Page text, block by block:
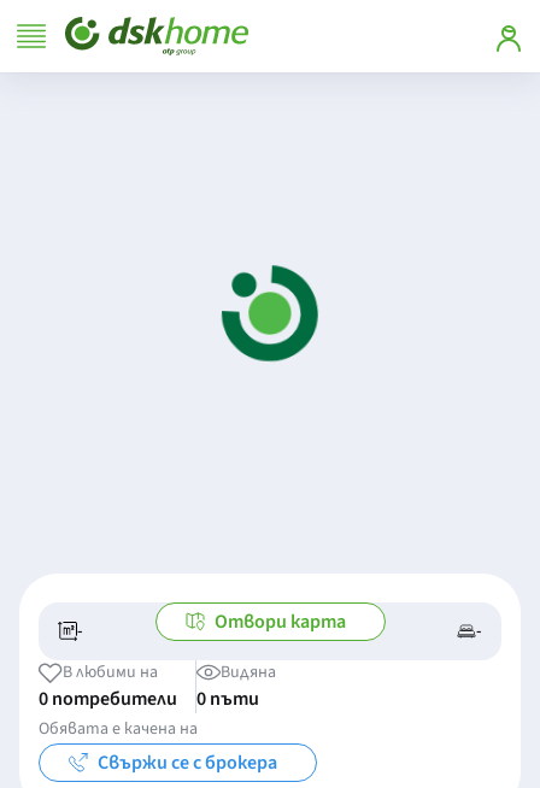
- -/- -
Отвори карта
В любими на
0 потребители
Видяна
0 пъти
Обявата е качена на
Свържи се с брокера